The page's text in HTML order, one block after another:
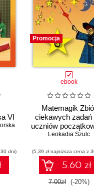
VI
dni)
Promocja
ebook
Matemagik
ciekawych zadań
uczniów
klas szkoły
Leokadia Szulc
(5,39 zł najniższa cena z
5.60 zł
7.00zł (-20%)